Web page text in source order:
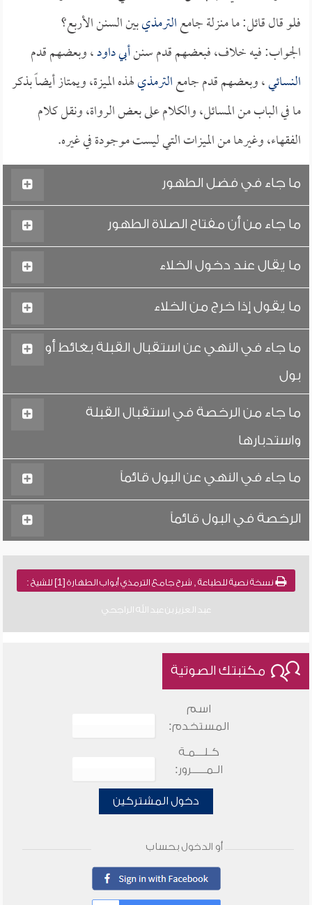
فلو قال قائل: ما منزلة جامعالترمذيبين السنن الأربع؟
الجواب: فيه خلاف، فبعضهم قدم سننأبي داود، وبعضهم قدم
النسائي، وبعضهم قدم جامعالترمذيلهذه الميزة، ويمتاز أيضاً بذكر
ما في الباب من المسائل، والكلام على بعض الرواة، ونقل كلام
الفقهاء، وغيرها من الميزات التي ليست موجودة في غيره.
ما جاء في فضل الطهور
ما جاء من أن مفتاح الصلاة الطهور
ما يقال عند دخول الخلاء
ما يقول إذا خرج من الخلاء
ما جاء في النهي عن استقبال القبلة بغائط أو
بول
ما جاء من الرخصة في استقبال القبلة
واستدبارها
ما جاء في النهي عن البول قائماً
الرخصة في البول قائماً
نسخة نصية للطباعة , شرح جامع الترمذي أبواب الطهارة [1] للشيخ :
عبد العزيز بن عبد الله الراجحي
مكتبتك الصوتية
اسم
المستخدم:
كـلـــمـة
الـمـــــرور:
دخول المشتركين
أو الدخول بحساب